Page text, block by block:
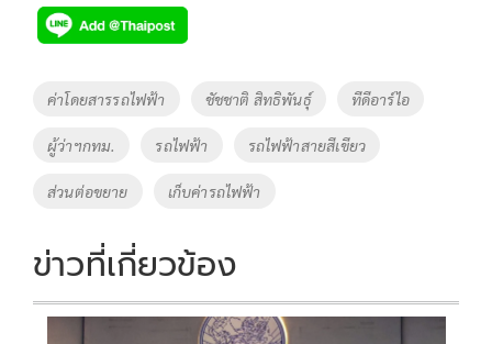
e
b
o
k
tt
er
p
y
Li
n
k
Tags
ค่าโดยสารรถไฟฟ้า ชัชชาติ สิทธิพันธุ์ ทีดีอาร์ไอ
ผู้ว่าฯกทม. รถไฟฟ้า รถไฟฟ้าสายสีเขียว
ส่วนต่อขยาย เก็บค่ารถไฟฟ้า
ข่าวที่เกี่ยวข้อง